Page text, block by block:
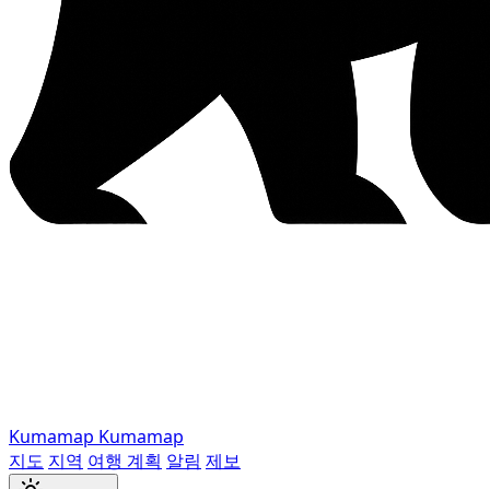
Kumamap Kumamap
지도 지역 여행 계획 알림 제보